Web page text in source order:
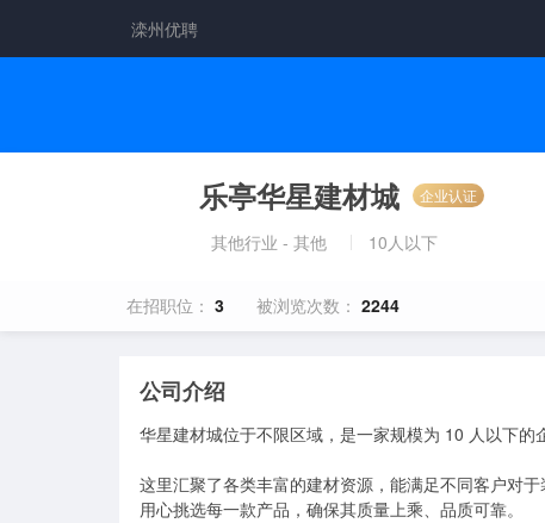
滦州优聘
乐亭华星建材城 企业认证
其他行业 - 其他 10人以下
在招职位： 3 被浏览次数： 2244
公司介绍
华星建材城位于不限区域，是一家规模为 10 人以下的
这里汇聚了各类丰富的建材资源，能满足不同客户对
用心挑选每一款产品，确保其质量上乘、品质可靠。